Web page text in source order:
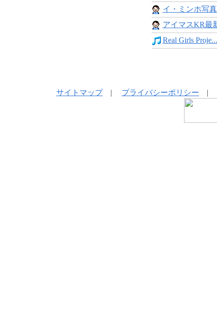
イ・ミンホ写
アイマスKR最
Real Girls Proje...
サイトマップ| プライバシーポリシー